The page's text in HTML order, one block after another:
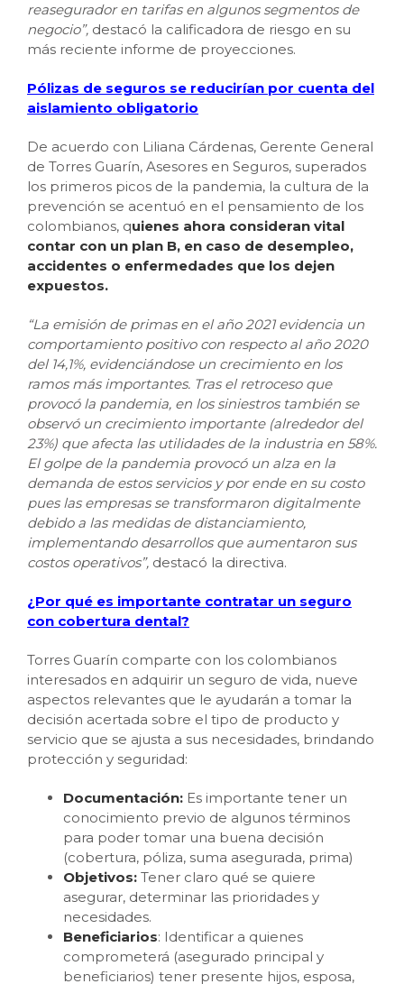
reasegurador en tarifas en algunos segmentos de
negocio”, destacó la calificadora de riesgo en su
más reciente informe de proyecciones.
Pólizas de seguros se reducirían por cuenta del
aislamiento obligatorio
De acuerdo con Liliana Cárdenas, Gerente General
de Torres Guarín, Asesores en Seguros, superados
los primeros picos de la pandemia, la cultura de la
prevención se acentuó en el pensamiento de los
colombianos, quienes ahora consideran vital
contar con un plan B, en caso de desempleo,
accidentes o enfermedades que los dejen
expuestos.
“La emisión de primas en el año 2021 evidencia un
comportamiento positivo con respecto al año 2020
del 14,1%, evidenciándose un crecimiento en los
ramos más importantes. Tras el retroceso que
provocó la pandemia, en los siniestros también se
observó un crecimiento importante (alrededor del
23%) que afecta las utilidades de la industria en 58%.
El golpe de la pandemia provocó un alza en la
demanda de estos servicios y por ende en su costo
pues las empresas se transformaron digitalmente
debido a las medidas de distanciamiento,
implementando desarrollos que aumentaron sus
costos operativos”, destacó la directiva.
¿Por qué es importante contratar un seguro
con cobertura dental?
Torres Guarín comparte con los colombianos
interesados en adquirir un seguro de vida, nueve
aspectos relevantes que le ayudarán a tomar la
decisión acertada sobre el tipo de producto y
servicio que se ajusta a sus necesidades, brindando
protección y seguridad:
Documentación: Es importante tener un
conocimiento previo de algunos términos
para poder tomar una buena decisión
(cobertura, póliza, suma asegurada, prima)
Objetivos: Tener claro qué se quiere
asegurar, determinar las prioridades y
necesidades.
Beneficiarios: Identificar a quienes
comprometerá (asegurado principal y
beneficiarios) tener presente hijos, esposa,